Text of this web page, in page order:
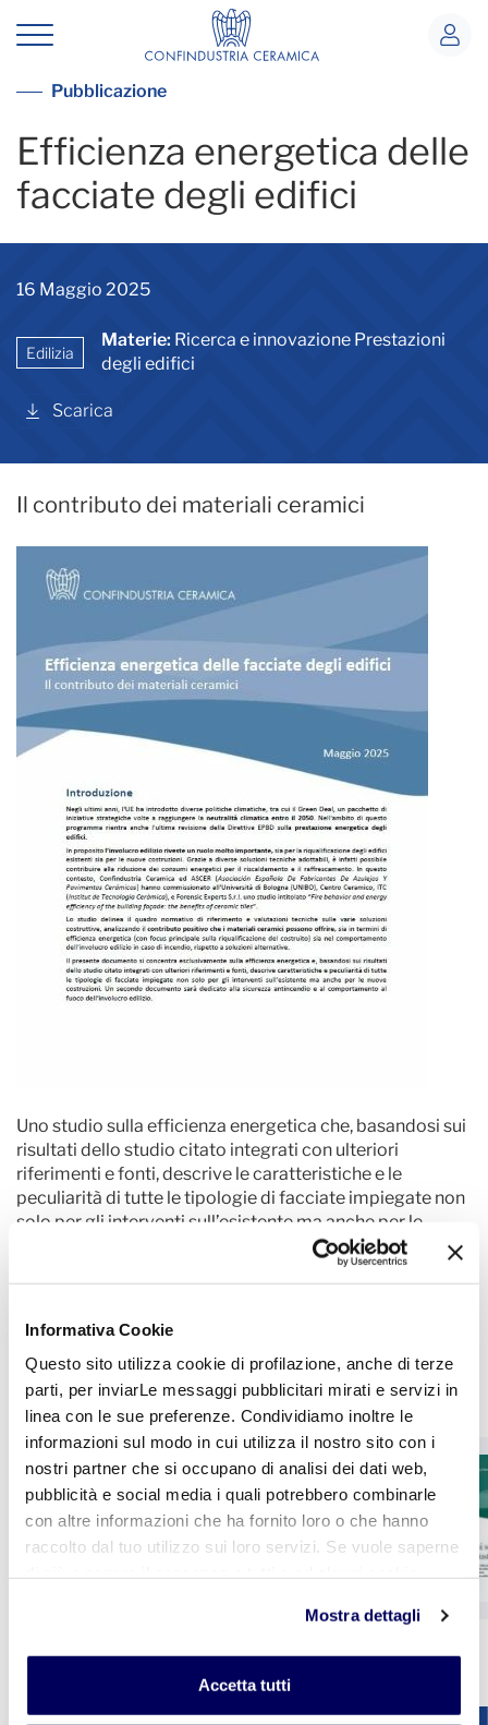
Informativa Cookie
Questo sito utilizza cookie di profilazione, anche di terze
parti, per inviarLe messaggi pubblicitari mirati e servizi in
linea con le sue preferenze. Condividiamo inoltre le
informazioni sul modo in cui utilizza il nostro sito con i
nostri partner che si occupano di analisi dei dati web,
pubblicità e social media i quali potrebbero combinarle
con altre informazioni che ha fornito loro o che hanno
raccolto dal tuo utilizzo sui loro servizi. Se vuole saperne
sul tasto "Accetta tutti". Se non vuole i cookie di
profilazione può negare il consenso sul tasto "Rifiuta".
Mostra dettagli
Accetta tutti
Efficienza energetica edifici
Vai alla lista pubblicazioni
Pubblicazione
Efficienza energetica delle
facciate degli edifici
16 Maggio 2025
Edilizia
Materie: Ricerca e innovazione Prestazioni
degli edifici
Scarica
Il contributo dei materiali ceramici
Uno studio sulla efficienza energetica che, basandosi sui
risultati dello studio citato integrati con ulteriori
riferimenti e fonti, descrive le caratteristiche e le
peculiarità di tutte le tipologie di facciate impiegate non
solo per gli interventi sull’esistente ma anche per le
Altre pubblicazioni
CER il giornale della
ceramica n. 417
1 2345